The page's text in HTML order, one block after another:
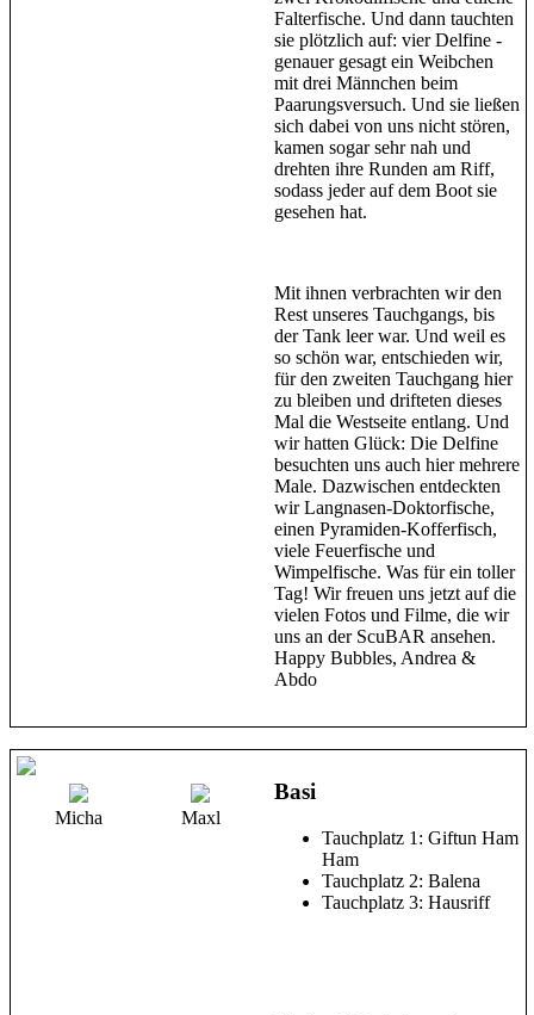
Falterfische. Und dann tauchten
sie plötzlich auf: vier Delfine -
genauer gesagt ein Weibchen
mit drei Männchen beim
Paarungsversuch. Und sie ließen
sich dabei von uns nicht stören,
kamen sogar sehr nah und
drehten ihre Runden am Riff,
sodass jeder auf dem Boot sie
gesehen hat.
Mit ihnen verbrachten wir den
Rest unseres Tauchgangs, bis
der Tank leer war. Und weil es
so schön war, entschieden wir,
für den zweiten Tauchgang hier
zu bleiben und drifteten dieses
Mal die Westseite entlang. Und
wir hatten Glück: Die Delfine
besuchten uns auch hier mehrere
Male. Dazwischen entdeckten
wir Langnasen-Doktorfische,
einen Pyramiden-Kofferfisch,
viele Feuerfische und
Wimpelfische. Was für ein toller
Tag! Wir freuen uns jetzt auf die
vielen Fotos und Filme, die wir
uns an der ScuBAR ansehen.
Happy Bubbles, Andrea &
Abdo
Micha Maxl
Basi
Tauchplatz 1: Giftun Ham
Ham
Tauchplatz 2: Balena
Tauchplatz 3: Hausriff